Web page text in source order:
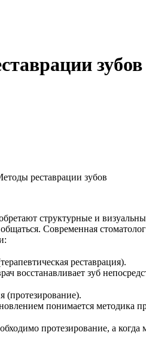
зубов
реставрации зубов
структурные и
Современная
реставрация).
восстанавливает зуб
(протезирование).
понимается методика
протезирование, а